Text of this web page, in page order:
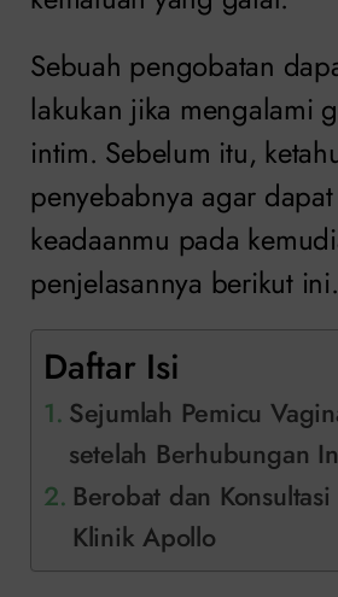
Sebuah pengobatan
lakukan jika mengalami
intim. Sebelum itu,
penyebabnya agar
keadaanmu pada
penjelasannya berikut ini.
Daftar Isi
Sejumlah Pemicu
setelah Berhubungan
Berobat dan
Klinik Apollo